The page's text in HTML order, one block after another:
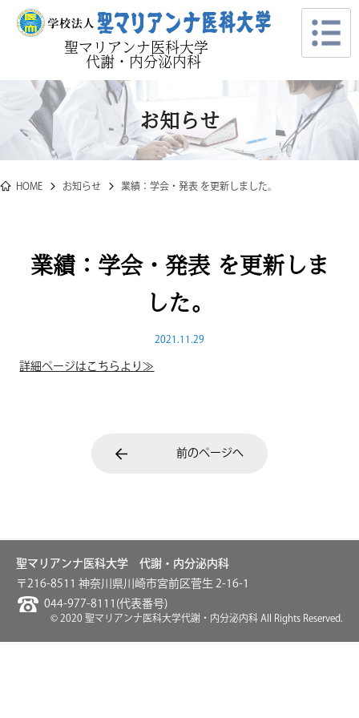
聖マリアンナ医科大学
代謝・内分泌内科
お知らせ
HOME お知らせ 業績：学会・発表 を更新しました。
業績：学会・発表 を更新しま
した。
2021.11.29
詳細ページはこちらより≫
前のページへ
聖マリアンナ医科大学 代謝・内分泌内科
〒216-8511 神奈川県川崎市宮前区菅生 2-16-1
044-977-8111(代表番号)
© 2020 聖マリアンナ医科大学代謝・内分泌内科 All Rights Reserved.